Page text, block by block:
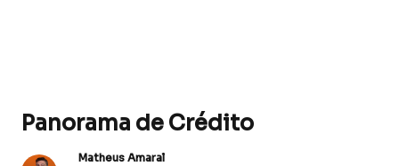
Panorama de Crédito
Matheus Amaral